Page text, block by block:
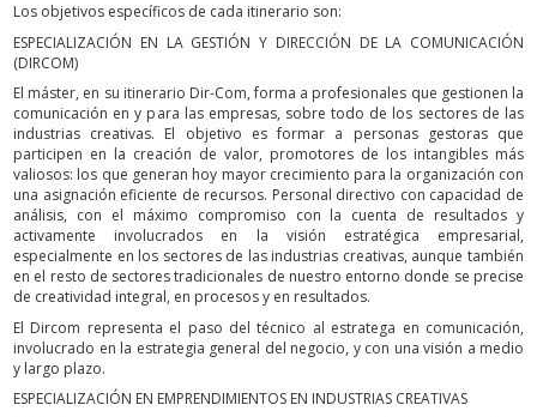
Los objetivos específicos de cada itinerario son:
ESPECIALIZACIÓN EN LA GESTIÓN Y DIRECCIÓN DE LA COMUNICACIÓN
(DIRCOM)
El máster, en su itinerario Dir-Com, forma a profesionales que gestionen la
comunicación en y para las empresas, sobre todo de los sectores de las
industrias creativas. El objetivo es formar a personas gestoras que
participen en la creación de valor, promotores de los intangibles más
valiosos: los que generan hoy mayor crecimiento para la organización con
una asignación eficiente de recursos. Personal directivo con capacidad de
análisis, con el máximo compromiso con la cuenta de resultados y
activamente involucrados en la visión estratégica empresarial,
especialmente en los sectores de las industrias creativas, aunque también
en el resto de sectores tradicionales de nuestro entorno donde se precise
de creatividad integral, en procesos y en resultados.
El Dircom representa el paso del técnico al estratega en comunicación,
involucrado en la estrategia general del negocio, y con una visión a medio
y largo plazo.
ESPECIALIZACIÓN EN EMPRENDIMIENTOS EN INDUSTRIAS CREATIVAS